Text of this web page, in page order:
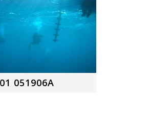
051906A